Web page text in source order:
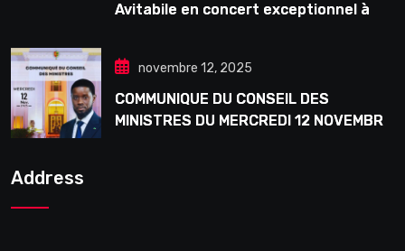
Avitabile en concert exceptionnel à
novembre 12, 2025
COMMUNIQUE DU CONSEIL DES
MINISTRES DU MERCREDI 12 NOVEMBRE
Address